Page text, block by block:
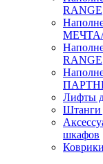
RANGE
МЕЧТА/
RANGE
Лифты
Штанги
шкафов
Коврики